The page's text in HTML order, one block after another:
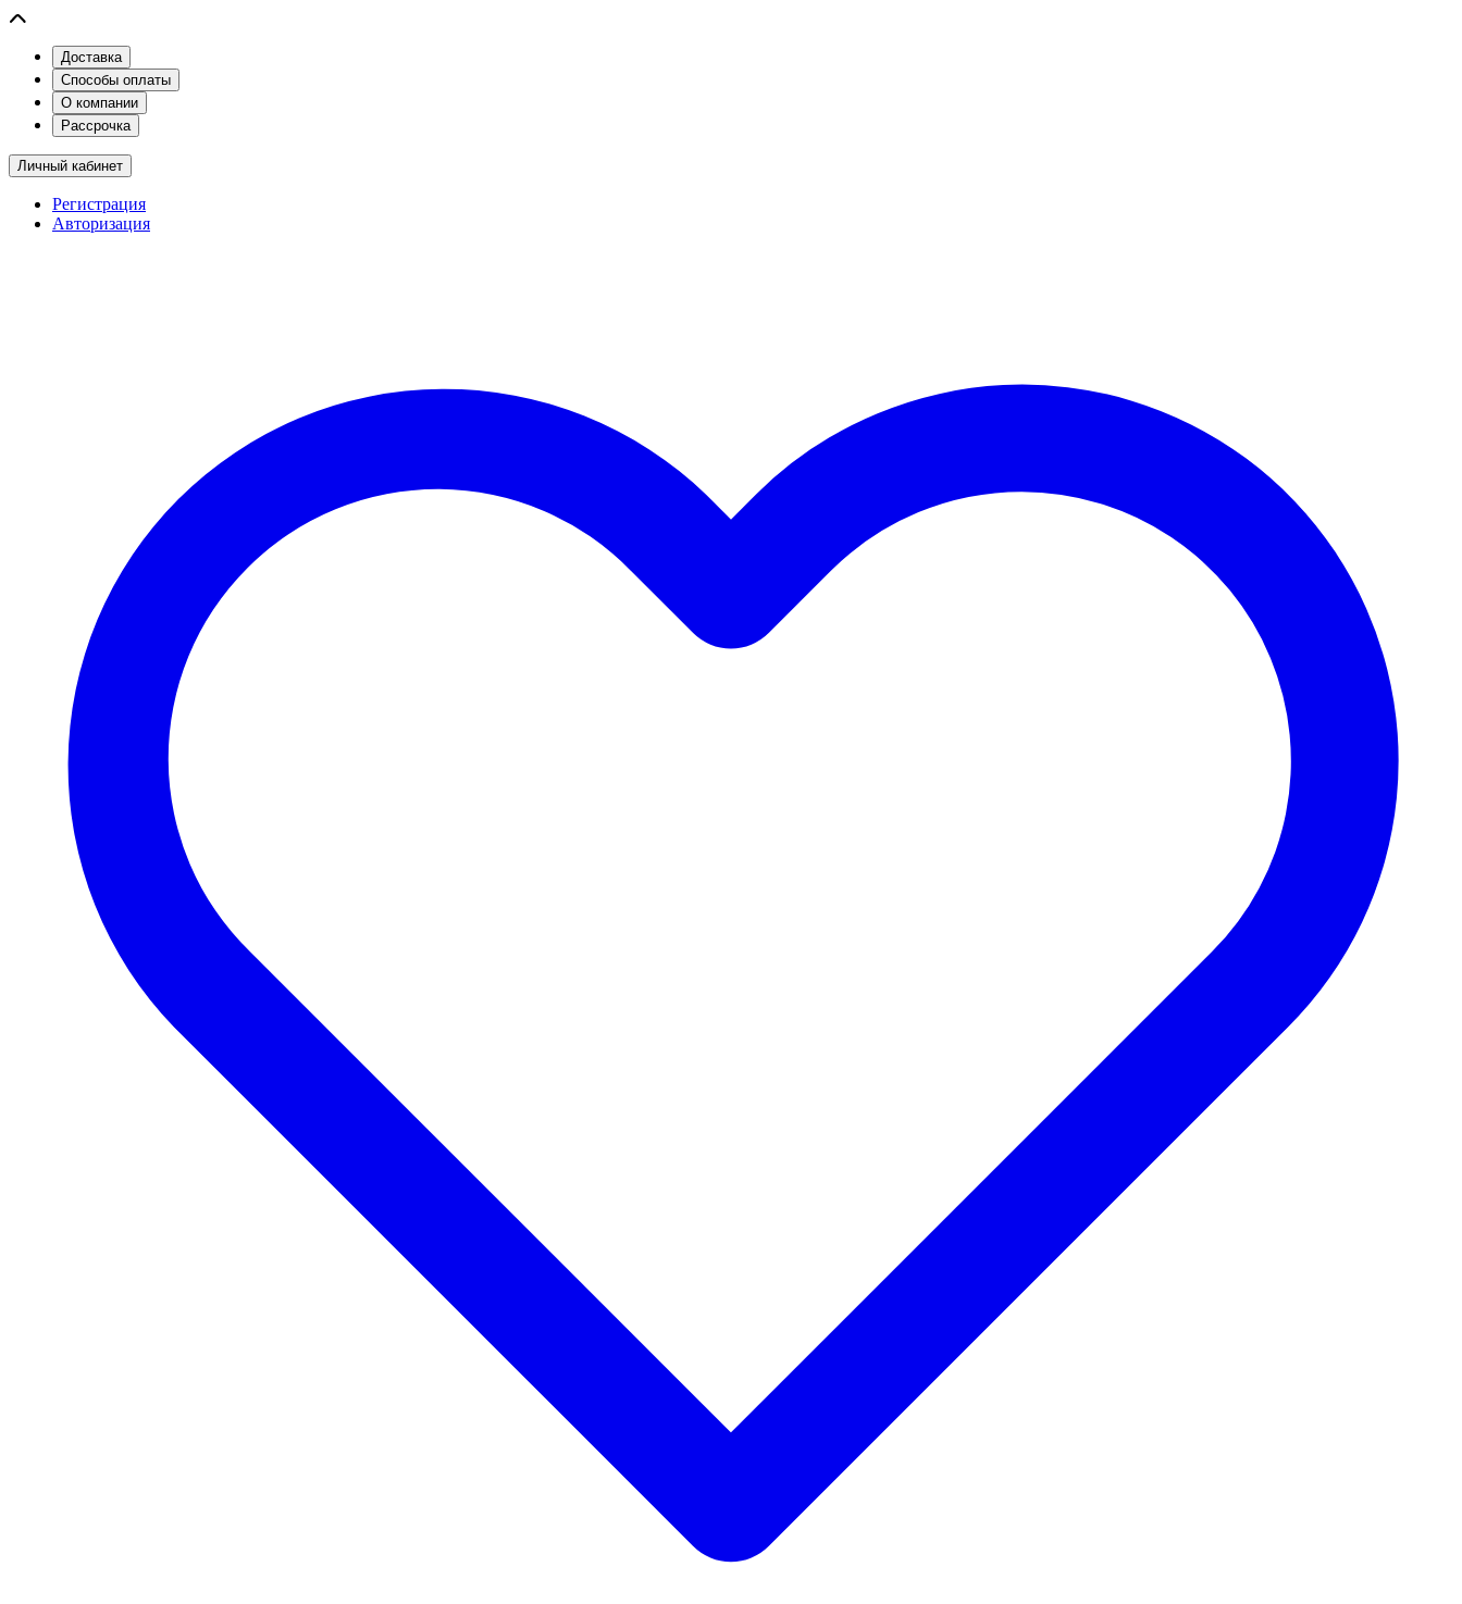
Доставка
Способы оплаты
О компании
Рассрочка
Личный кабинет
Регистрация
Авторизация